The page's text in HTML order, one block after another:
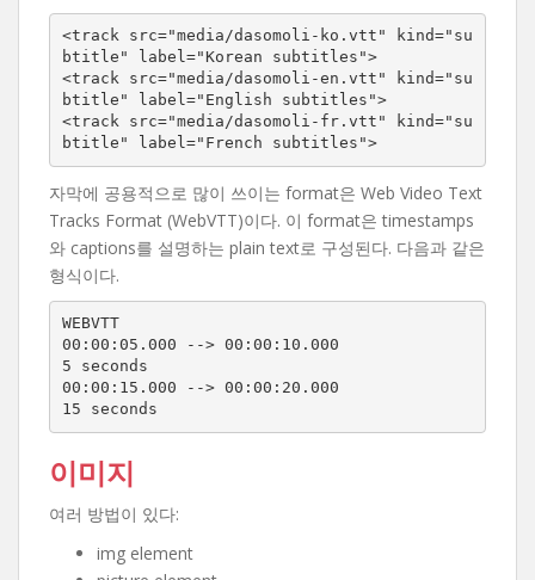
<track src="media/dasomoli-ko.vtt" kind="su
btitle" label="Korean subtitles">
<track src="media/dasomoli-en.vtt" kind="su
btitle" label="English subtitles">
<track src="media/dasomoli-fr.vtt" kind="su
btitle" label="French subtitles">
자막에 공용적으로 많이 쓰이는 format은 Web Video Text
Tracks Format (WebVTT)이다. 이 format은 timestamps
와 captions를 설명하는 plain text로 구성된다. 다음과 같은
형식이다.
WEBVTT
00:00:05.000 --> 00:00:10.000
5 seconds
00:00:15.000 --> 00:00:20.000
15 seconds
이미지
여러 방법이 있다:
img element